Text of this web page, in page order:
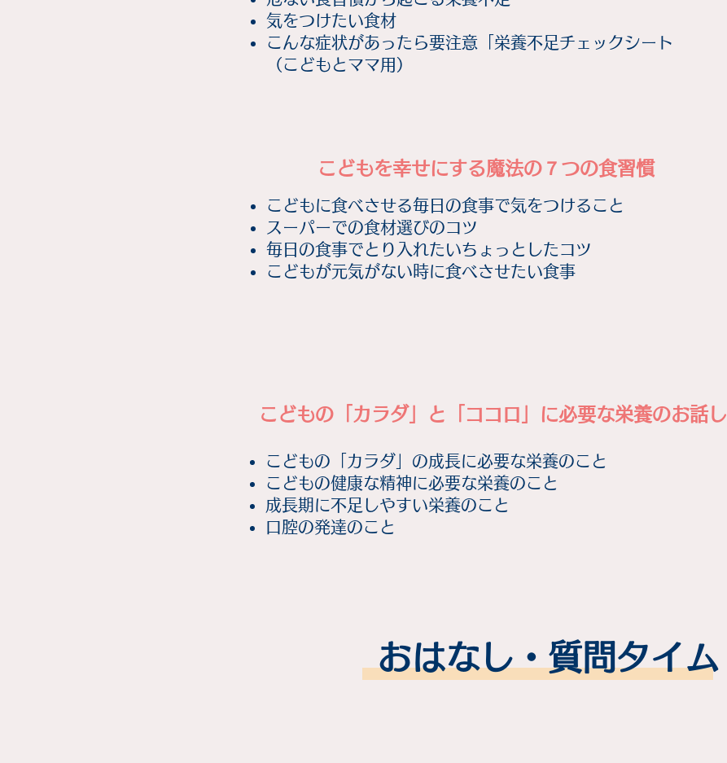
気をつけたい食材
こんな症状があったら要注意「栄養不足チェックシート
（こどもとママ用）
こどもを幸せにする魔法の７つの食習慣
こどもに食べさせる毎日の食事で気をつけること
スーパーでの食材選びのコツ
毎日の食事でとり入れたいちょっとしたコツ
​こどもが元気がない時に食べさせたい食事
こどもの「カラダ」と「ココロ」に必要な栄養のお話し
こどもの「カラダ」の成長に必要な栄養のこと
こどもの健康な精神に必要な栄養のこと
成長期に不足しやすい栄養のこと
​口腔の発達のこと
おはなし・質問タイム